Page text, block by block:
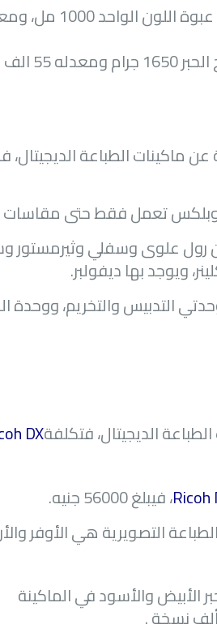
نجد وزن عبوة اللون
فوزن كارتج
ماكينات الطباعة الديجيتال،
تعمل فقط حتى
رول علوى وسفلي وثيرمستور
ويوجد بها ديفولبر.
التدبيس والتخريم، ووحدة
الديجيتال، فتكلفةDX
، فيبلغ56000جنيه.
التصويرية هي الأوفر
1 كليو جرام من الحبر الأبيض والأسود في الماكينة